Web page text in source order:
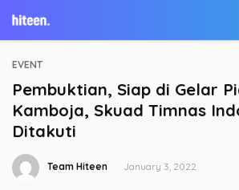
EVENT
Pembuktian, Siap di Gelar
Kamboja, Skuad Timnas
Ditakuti
Team Hiteen January 3, 2022